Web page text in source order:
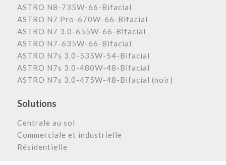
ASTRO N8-735W-66-Bifacial
ASTRO N7 Pro-670W-66-Bifacial
ASTRO N7 3.0-655W-66-Bifacial
ASTRO N7-635W-66-Bifacial
ASTRO N7s 3.0-535W-54-Bifacial
ASTRO N7s 3.0-480W-48-Bifacial
ASTRO N7s 3.0-475W-48-Bifacial (noir)
Solutions
Centrale au sol
Commerciale et industrielle
Résidentielle